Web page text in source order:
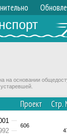
на основании
Проект
606